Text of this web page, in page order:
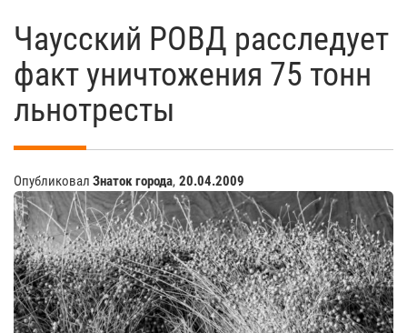
Чаусский РОВД расследует
факт уничтожения 75 тонн
льнотресты
Опубликовал Знаток города, 20.04.2009